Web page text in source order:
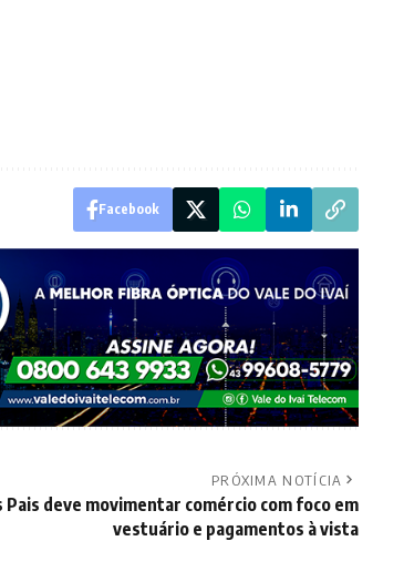
Facebook
PRÓXIMA NOTÍCIA
Pais deve movimentar comércio com foco em
vestuário e pagamentos à vista